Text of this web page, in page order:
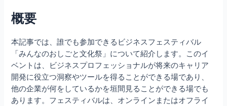
概要
本記事では、誰でも参加できるビジネスフェスティバル
「みんなのおしごと文化祭」について紹介します。このイ
ベントは、ビジネスプロフェッショナルが将来のキャリア
開発に役立つ洞察やツールを得ることができる場であり、
他の企業が何をしているかを垣間見ることができる場でも
あります。フェスティバルは、オンラインまたはオフライ